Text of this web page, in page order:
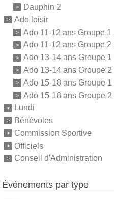
Dauphin 2
Ado loisir
Ado 11-12 ans Groupe 1
Ado 11-12 ans Groupe 2
Ado 13-14 ans Groupe 1
Ado 13-14 ans Groupe 2
Ado 15-18 ans Groupe 1
Ado 15-18 ans Groupe 2
Lundi
Bénévoles
Commission Sportive
Officiels
Conseil d'Administration
Événements par type